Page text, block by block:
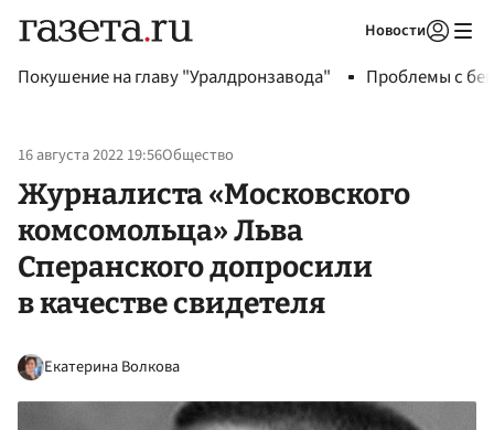
Новости
Покушение на главу "Уралдронзавода" Проблемы с
16 августа 2022 19:56Общество
Журналиста «Московского
комсомольца» Льва
Сперанского допросили
в качестве свидетеля
Екатерина Волкова